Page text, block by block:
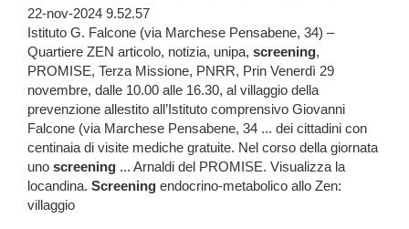
22-nov-2024 9.52.57
Istituto G. Falcone (via Marchese Pensabene, 34) –
Quartiere ZEN articolo, notizia, unipa, screening,
PROMISE, Terza Missione, PNRR, Prin Venerdì 29
novembre, dalle 10.00 alle 16.30, al villaggio della
prevenzione allestito all’Istituto comprensivo Giovanni
Falcone (via Marchese Pensabene, 34 ... dei cittadini con
centinaia di visite mediche gratuite. Nel corso della giornata
uno screening ... Arnaldi del PROMISE. Visualizza la
locandina. Screening endocrino-metabolico allo Zen:
villaggio